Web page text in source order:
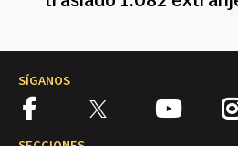
SÍGANOS